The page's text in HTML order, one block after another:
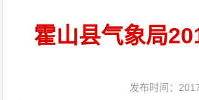
霍山县气象局
发布时间：